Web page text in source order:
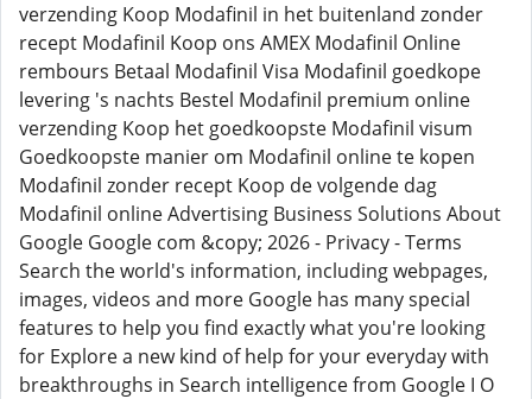
verzending Koop Modafinil in het buitenland zonder
recept Modafinil Koop ons AMEX Modafinil Online
rembours Betaal Modafinil Visa Modafinil goedkope
levering 's nachts Bestel Modafinil premium online
verzending Koop het goedkoopste Modafinil visum
Goedkoopste manier om Modafinil online te kopen
Modafinil zonder recept Koop de volgende dag
Modafinil online Advertising Business Solutions About
Google Google com &copy; 2026 - Privacy - Terms
Search the world's information, including webpages,
images, videos and more Google has many special
features to help you find exactly what you're looking
for Explore a new kind of help for your everyday with
breakthroughs in Search intelligence from Google I O